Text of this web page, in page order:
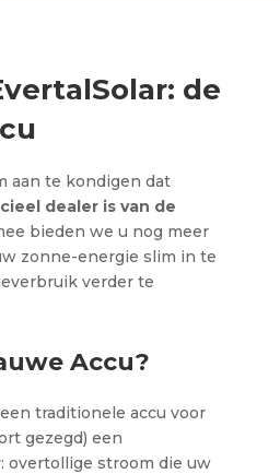
de
aan te kondigen dat
dealer is van de
bieden we u nog meer
zonne-energie slim in te
verder te
Accu?
traditionele accu voor
gezegd) een
: overtollige stroom die uw